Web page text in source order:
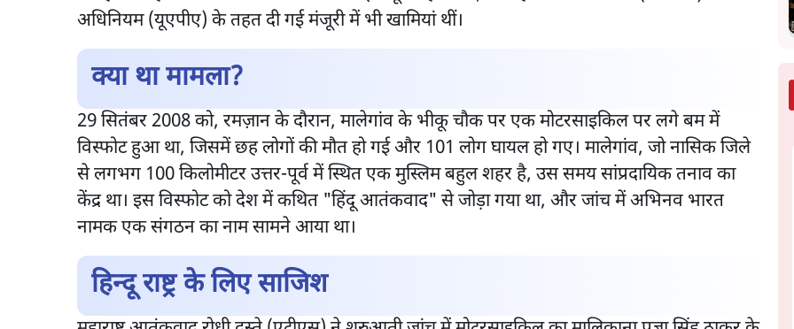
अधिनियम (यूएपीए) के तहत दी गई मंजूरी में भी खामियां थीं।
क्या था मामला?
29 सितंबर 2008 को, रमज़ान के दौरान, मालेगांव के भीकू चौक पर एक मोटरसाइकिल पर लगे बम में
विस्फोट हुआ था, जिसमें छह लोगों की मौत हो गई और 101 लोग घायल हो गए। मालेगांव, जो नासिक जिले
से लगभग 100 किलोमीटर उत्तर-पूर्व में स्थित एक मुस्लिम बहुल शहर है, उस समय सांप्रदायिक तनाव का
केंद्र था। इस विस्फोट को देश में कथित "हिंदू आतंकवाद" से जोड़ा गया था, और जांच में अभिनव भारत
नामक एक संगठन का नाम सामने आया था।
हिन्दू राष्ट्र के लिए साजिश